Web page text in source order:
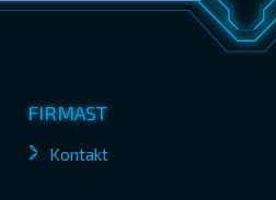
FIRMAST
Kontakt